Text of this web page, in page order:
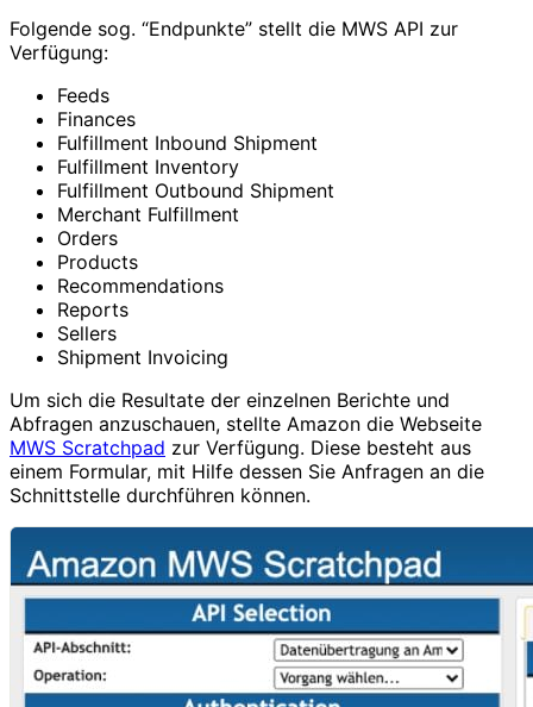
Folgende sog. “Endpunkte” stellt die MWS API zur
Verfügung:
Feeds
Finances
Fulfillment Inbound Shipment
Fulfillment Inventory
Fulfillment Outbound Shipment
Merchant Fulfillment
Orders
Products
Recommendations
Reports
Sellers
Shipment Invoicing
Um sich die Resultate der einzelnen Berichte und
Abfragen anzuschauen, stellte Amazon die Webseite
MWS Scratchpad zur Verfügung. Diese besteht aus
einem Formular, mit Hilfe dessen Sie Anfragen an die
Schnittstelle durchführen können.